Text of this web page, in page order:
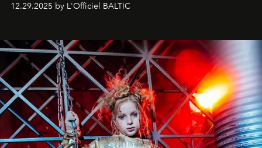
балетная студия при хореографическом училище,
танцевального пути за плечами.
12.29.2025 by L'Officiel BALTIC